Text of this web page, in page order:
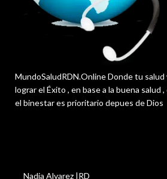
MundoSaludRDN.Online Donde tu salud
lograr el Éxito , en base a la buena salud
el binestar es prioritario depues de Dios
Nadia Alvarez |RD